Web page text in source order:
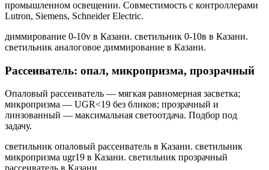
промышленном освещении. Совместимость с контроллерами
Lutron, Siemens, Schneider Electric.
диммирование 0-10v в Казани. светильник 0-10в в Казани.
светильник аналоговое диммирование в Казани.
Рассеиватель: опал, микропризма, прозрачный
Опаловый рассеиватель — мягкая равномерная засветка;
микропризма — UGR<19 без бликов; прозрачный и
линзованный — максимальная светоотдача. Подбор под
задачу.
светильник опаловый рассеиватель в Казани. светильник
микропризма ugr19 в Казани. светильник прозрачный